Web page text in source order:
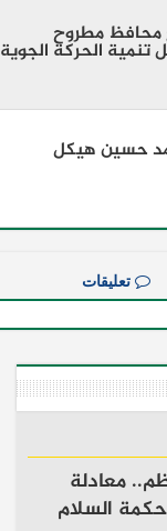
محافظ مطروح
الحركة الجوية
حسين هيكل
تعليقات
معادلة
السلام